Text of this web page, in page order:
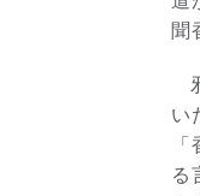
聞
い
る